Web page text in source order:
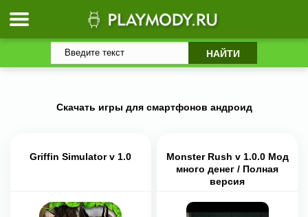
Скачать игры для смартфонов андроид
Griffin Simulator v 1.0
Monster Rush v 1.0.0 Мод
много денег / Полная
версия